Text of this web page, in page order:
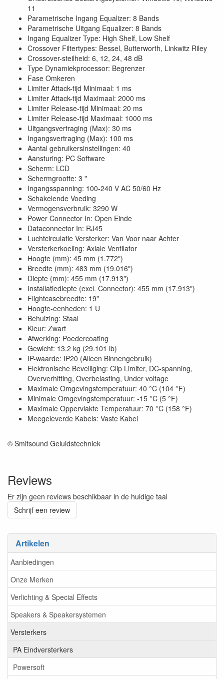
Artikelen
Aanbiedingen
Onze Merken
Verlichting & Special Effects
Speakers & Speakersystemen
Versterkers
PA Eindversterkers
Powersoft
11
Parametrische Ingang Equalizer: 8 Bands
Parametrische Uitgang Equalizer: 8 Bands
Ingang Equalizer Type: High Shelf, Low Shelf
Crossover Filtertypes: Bessel, Butterworth, Linkwitz Riley
Crossover-steilheid: 6, 12, 24, 48 dB
Type Dynamiekprocessor: Begrenzer
Fase Omkeren
Limiter Attack-tijd Minimaal: 1 ms
Limiter Attack-tijd Maximaal: 2000 ms
Limiter Release-tijd Minimaal: 20 ms
Limiter Release-tijd Maximaal: 1000 ms
Uitgangsvertraging (Max): 30 ms
Ingangsvertraging (Max): 100 ms
Aantal gebruikersinstellingen: 40
Aansturing: PC Software
Scherm: LCD
Schermgrootte: 3 "
Ingangsspanning: 100-240 V AC 50/60 Hz
Schakelende Voeding
Vermogensverbruik: 3290 W
Power Connector In: Open Einde
Dataconnector In: RJ45
Luchtcirculatie Versterker: Van Voor naar Achter
Versterkerkoeling: Axiale Ventilator
Hoogte (mm): 45 mm (1.772″)
Breedte (mm): 483 mm (19.016″)
Diepte (mm): 455 mm (17.913″)
Installatiediepte (excl. Connector): 455 mm (17.913″)
Flightcasebreedte: 19"
Hoogte-eenheden: 1 U
Behuizing: Staal
Kleur: Zwart
Afwerking: Poedercoating
Gewicht: 13.2 kg (29.101 lb)
IP-waarde: IP20 (Alleen Binnengebruik)
Elektronische Beveiliging: Clip Limiter, DC-spanning,
Oververhitting, Overbelasting, Under voltage
Maximale Omgevingstemperatuur: 40 °C (104 °F)
Minimale Omgevingstemperatuur: -15 °C (5 °F)
Maximale Oppervlakte Temperatuur: 70 °C (158 °F)
Meegeleverde Kabels: Vaste Kabel
© Smitsound Geluidstechniek
Reviews
Er zijn geen reviews beschikbaar in de huidige taal
Schrijf een review